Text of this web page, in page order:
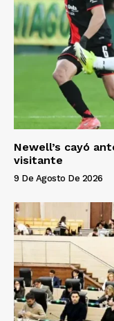
Newell’s cayó
visitante
9 De Agosto De 2026